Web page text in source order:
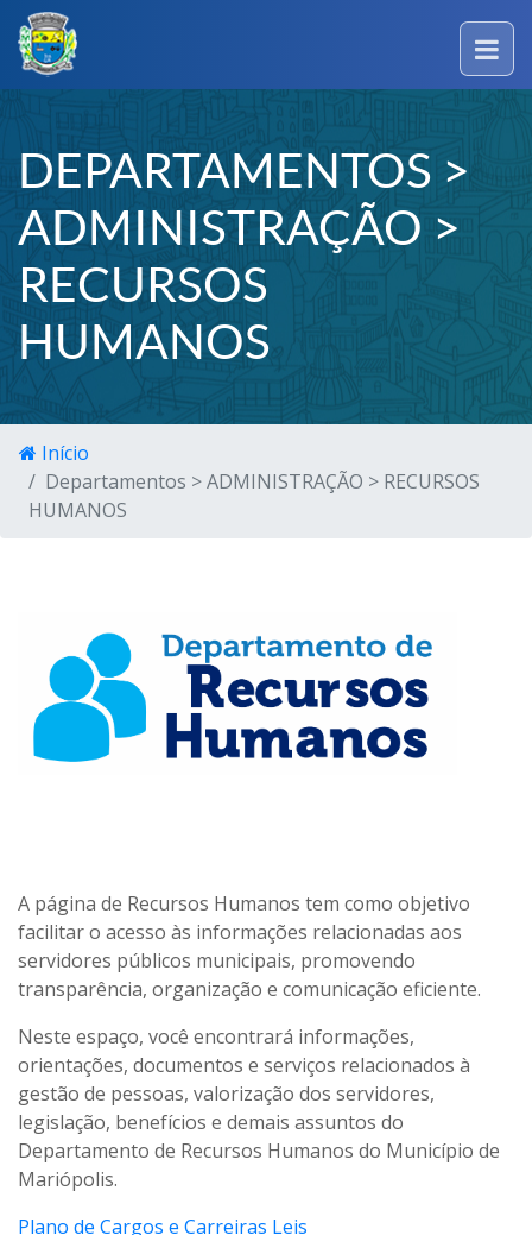
DEPARTAMENTOS >
ADMINISTRAÇÃO >
RECURSOS
HUMANOS
Início
Departamentos > ADMINISTRAÇÃO > RECURSOS
HUMANOS
A página de Recursos Humanos tem como objetivo
facilitar o acesso às informações relacionadas aos
servidores públicos municipais, promovendo
transparência, organização e comunicação eficiente.
Neste espaço, você encontrará informações,
orientações, documentos e serviços relacionados à
gestão de pessoas, valorização dos servidores,
legislação, benefícios e demais assuntos do
Departamento de Recursos Humanos do Município de
Mariópolis.
Plano de Cargos e Carreiras Leis